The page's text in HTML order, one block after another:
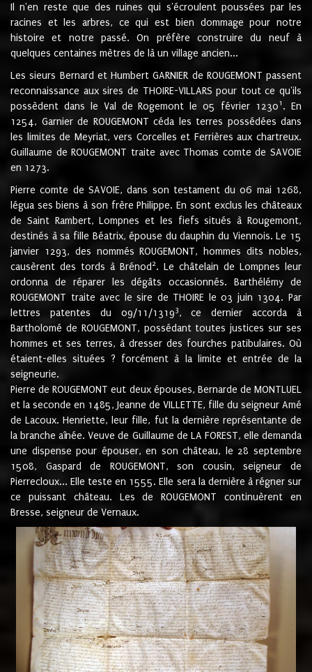
Il n'en reste que des ruines qui s'écroulent poussées par les
racines et les arbres, ce qui est bien dommage pour notre
histoire et notre passé. On préfère construire du neuf à
quelques centaines mètres de là un village ancien...
Les sieurs Bernard et Humbert GARNIER de ROUGEMONT passent
reconnaissance aux sires de THOIRE-VILLARS pour tout ce qu'ils
possèdent dans le Val de Rogemont le 05 février 12301 . En
1254, Garnier de ROUGEMONT céda les terres possédées dans
les limites de Meyriat, vers Corcelles et Ferrières aux chartreux.
Guillaume de ROUGEMONT traite avec Thomas comte de SAVOIE
en 1273.
Pierre comte de SAVOIE, dans son testament du 06 mai 1268,
légua ses biens à son frère Philippe. En sont exclus les châteaux
de Saint Rambert, Lompnes et les fiefs situés à Rougemont,
destinés à sa fille Béatrix, épouse du dauphin du Viennois. Le 15
janvier 1293, des nommés ROUGEMONT, hommes dits nobles,
causèrent des tords à Brénod 2. Le châtelain de Lompnes leur
ordonna de réparer les dégâts occasionnés. Barthélémy de
ROUGEMONT traite avec le sire de THOIRE le 03 juin 1304. Par
lettres patentes du 09/11/13193, ce dernier accorda à
Bartholomé de ROUGEMONT, possédant toutes justices sur ses
hommes et ses terres, à dresser des fourches patibulaires. Où
étaient-elles situées ? forcément à la limite et entrée de la
seigneurie.
Pierre de ROUGEMONT eut deux épouses, Bernarde de MONTLUEL
et la seconde en 1485, Jeanne de VILLETTE, fille du seigneur Amé
de Lacoux. Henriette, leur fille, fut la dernière représentante de
la branche aînée. Veuve de Guillaume de LA FOREST, elle demanda
une dispense pour épouser, en son château, le 28 septembre
1508, Gaspard de ROUGEMONT, son cousin, seigneur de
Pierrecloux... Elle teste en 1555. Elle sera la dernière à régner sur
ce puissant château. Les de ROUGEMONT continuèrent en
Bresse, seigneur de Vernaux.